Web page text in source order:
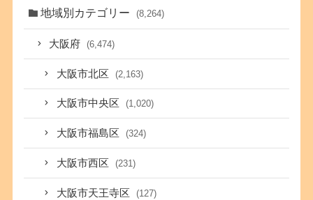
地域別カテゴリー (8,264)
大阪府 (6,474)
大阪市北区 (2,163)
大阪市中央区 (1,020)
大阪市福島区 (324)
大阪市西区 (231)
大阪市天王寺区 (127)